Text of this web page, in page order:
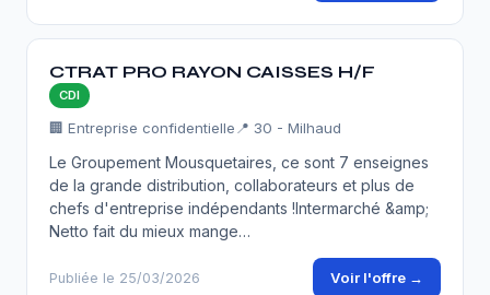
CTRAT PRO RAYON CAISSES H/F
CDI
🏢 Entreprise confidentielle 📍 30 - Milhaud
Le Groupement Mousquetaires, ce sont 7 enseignes
de la grande distribution, collaborateurs et plus de
chefs d'entreprise indépendants !Intermarché &amp;
Netto fait du mieux mange…
Publiée le 25/03/2026 Voir l'offre →